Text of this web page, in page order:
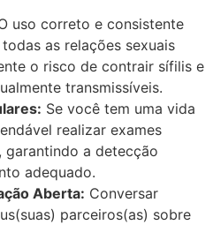
uso correto e consistente
as relações sexuais
o risco de contrair sífilis e
transmissíveis.​
Se você tem uma vida
realizar exames
garantindo a detecção
adequado.​
Aberta: Conversar
parceiros(as) sobre